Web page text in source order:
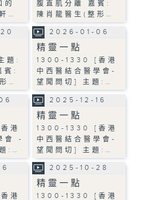
的
…
腹直肌分離 嘉賓:
陳肖龍醫生(整形…
題:
賓:
…
2026-01-06
精靈一點
1300-1330 [香港
中西醫結合醫學會-
望聞問切] 主題:…
港
會 -
:…
2025-12-16
精靈一點
1300-1330 [香港
中西醫結合醫學會-
望聞問切] 主題:…
港
2025-10-28
精靈一點
1300-1330 [香港